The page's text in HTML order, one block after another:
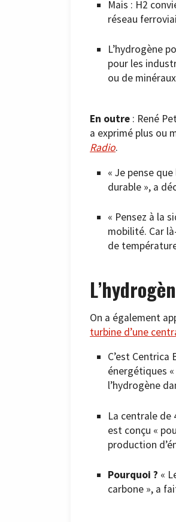
Mais : H2
réseau
L’hydrogène
pour les
ou de
En outre : René
a exprimé plus ou
Radio.
« Je pense
durable », a
« Pensez à la
mobilité. Car
de
On a également
turbine d’une
C’est
énergétiques
l’hydrogène
La centrale de
est conçu «
production
Pourquoi ? «
carbone », a